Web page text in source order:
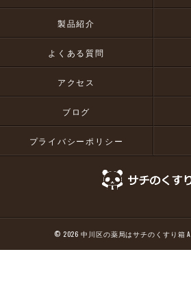
製品紹介
よくある質問
アクセス
ブログ
プライバシーポリシー
© 2026 中川区の薬局はサチのくすり箱 ALL